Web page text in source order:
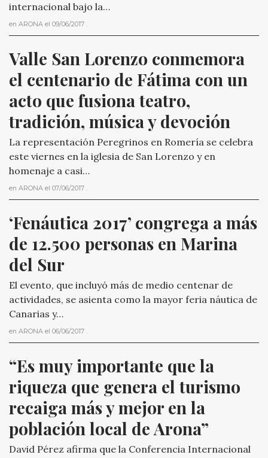
internacional bajo la…
en ARONA el 09/06/2017 .
Valle San Lorenzo conmemora
el centenario de Fátima con un
acto que fusiona teatro,
tradición, música y devoción
La representación Peregrinos en Romería se celebra
este viernes en la iglesia de San Lorenzo y en
homenaje a casi…
en ARONA el 07/06/2017 .
‘Fenáutica 2017’ congrega a más
de 12.500 personas en Marina
del Sur
El evento, que incluyó más de medio centenar de
actividades, se asienta como la mayor feria náutica de
Canarias y…
en ARONA el 06/06/2017 .
“Es muy importante que la
riqueza que genera el turismo
recaiga más y mejor en la
población local de Arona”
David Pérez afirma que la Conferencia Internacional